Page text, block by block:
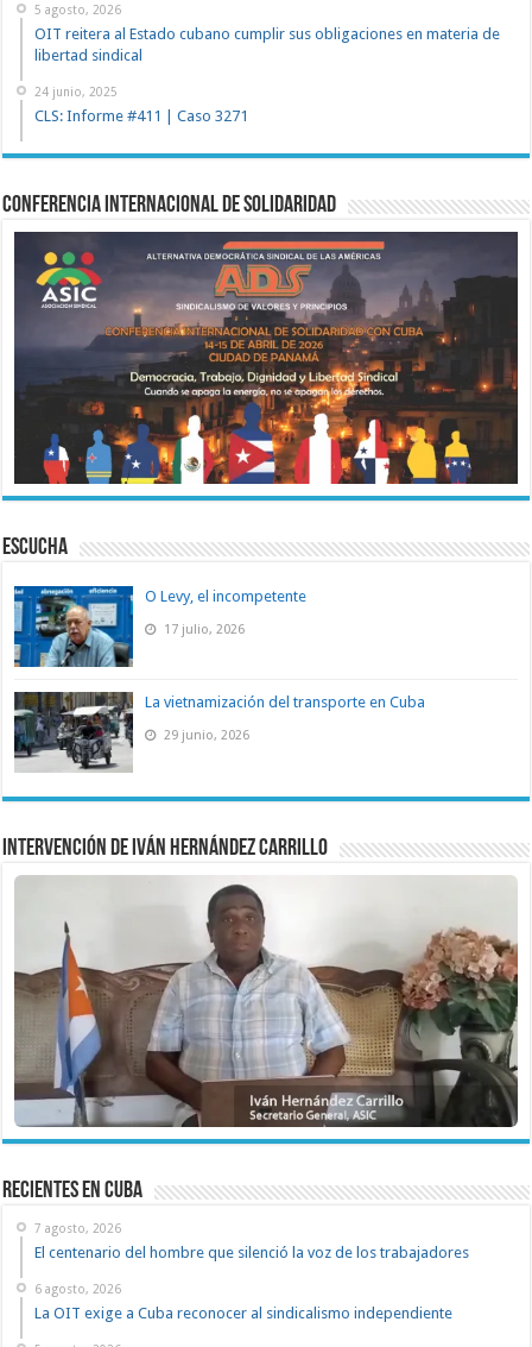
5 agosto, 2026
OIT reitera al Estado cubano cumplir sus obligaciones en materia de
libertad sindical
24 junio, 2025
CLS: Informe #411 | Caso 3271
Conferencia Internacional de Solidaridad
ESCUCHA
O Levy, el incompetente
17 julio, 2026
La vietnamización del transporte en Cuba
29 junio, 2026
Intervención de Iván Hernández Carrillo
recientes en cuba
7 agosto, 2026
El centenario del hombre que silenció la voz de los trabajadores
6 agosto, 2026
La OIT exige a Cuba reconocer al sindicalismo independiente